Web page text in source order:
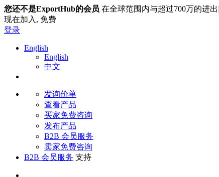
您还不是ExportHub的会员 在全球范围内与超过700万的进
现在加入, 免费
登录
English
English
中文
发询价单
查看产品
买家免费咨询
发布产品
B2B 会员服务
卖家免费咨询
B2B 会员服务 支持